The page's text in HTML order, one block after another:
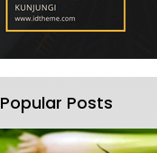
Popular Posts